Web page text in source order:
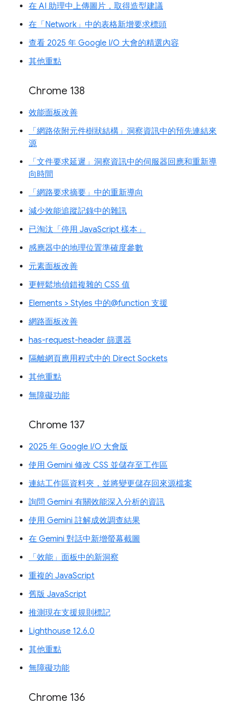
在 AI 助理中上傳圖片，取得造型建議
在「Network」中的表格新增要求標頭
查看 2025 年 Google I/O 大會的精選內容
其他重點
Chrome 138
效能面板改善
「網路依附元件樹狀結構」洞察資訊中的預先連結來
源
「文件要求延遲」洞察資訊中的伺服器回應和重新導
向時間
「網路要求摘要」中的重新導向
減少效能追蹤記錄中的雜訊
已淘汰「停用 JavaScript 樣本」
感應器中的地理位置準確度參數
元素面板改善
更輕鬆地偵錯複雜的 CSS 值
Elements > Styles 中的@function 支援
網路面板改善
has-request-header 篩選器
隔離網頁應用程式中的 Direct Sockets
其他重點
無障礙功能
Chrome 137
2025 年 Google I/O 大會版
使用 Gemini 修改 CSS 並儲存至工作區
連結工作區資料夾，並將變更儲存回來源檔案
詢問 Gemini 有關效能深入分析的資訊
使用 Gemini 註解成效調查結果
在 Gemini 對話中新增螢幕截圖
「效能」面板中的新洞察
重複的 JavaScript
舊版 JavaScript
推測現在支援規則標記
Lighthouse 12.6.0
其他重點
無障礙功能
Chrome 136